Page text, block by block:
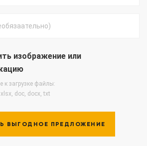
изображение или
к загрузке файлы:
doc, docx, txt
ВЫГОДНОЕ ПРЕДЛОЖЕНИЕ